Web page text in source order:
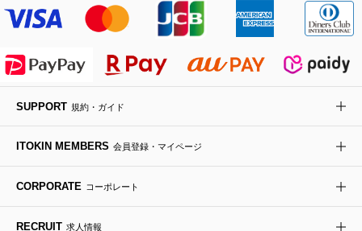
MK MICHEL KLEIN BAG
HIROKO KOSHINO
ライダースジャケット
デニムジャケット
ダウンジャケット・コート
ハンカチ・バンダナ
手袋
チャーム・ストラップ
バックパック・リュック
ボディバッグ・メッセンジャーバッグ
トラベルバッグ
フラットシューズ
ローファー
ドレスシューズ
カサブランカ・カラー
ラナンキュラス
ポプリアレンジ＆フレグランス
SUPPORT 規約・ガイド
ITOKIN MEMBERS 会員登録・マイページ
CORPORATE コーポレート
RECRUIT 求人情報